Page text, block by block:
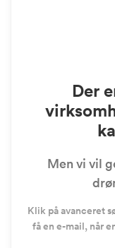
Der
Men vi vil
Klik på avanceret
få en e-mail, når